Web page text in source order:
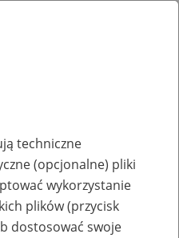
techniczne
(opcjonalne) pliki
wykorzystanie
plików (przycisk
dostosować swoje